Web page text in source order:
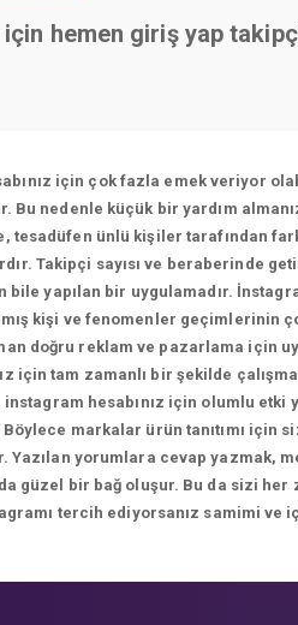
hemen giriş yap
için çok fazla emek veriyor
nedenle küçük bir yardım
tesadüfen ünlü kişiler tarafından
Takipçi sayısı ve beraberinde
yapılan bir uygulamadır.
kişi ve fenomenler geçimlerinin
doğru reklam ve pazarlama için
tam zamanlı bir şekilde
hesabınız için olumlu
markalar ürün tanıtımı
yorumlara cevap yazmak,
güzel bir bağ oluşur. Bu da sizi
tercih ediyorsanız samimi ve